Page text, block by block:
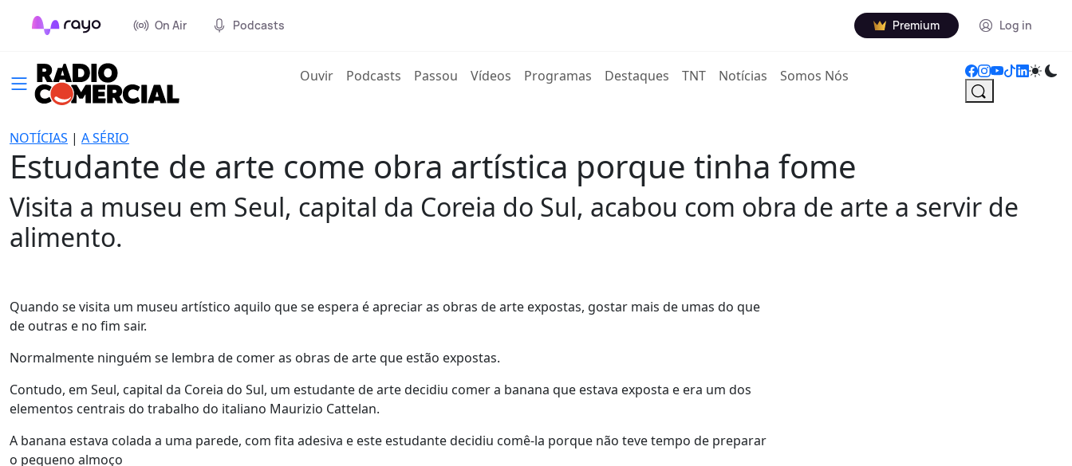
On Air Podcasts Premium Log in
Ouvir(current)
Podcasts Passou Vídeos Programas Destaques TNT Notícias Somos Nós
NOTÍCIAS | A SÉRIO
Estudante de arte come obra artística porque tinha fome
Visita a museu em Seul, capital da Coreia do Sul, acabou com obra de arte a servir de
alimento.
Quando se visita um museu artístico aquilo que se espera é apreciar as obras de arte expostas, gostar mais de umas do que
de outras e no fim sair.
Normalmente ninguém se lembra de comer as obras de arte que estão expostas.
Contudo, em Seul, capital da Coreia do Sul, um estudante de arte decidiu comer a banana que estava exposta e era um dos
elementos centrais do trabalho do italiano Maurizio Cattelan.
A banana estava colada a uma parede, com fita adesiva e este estudante decidiu comê-la porque não teve tempo de preparar
o pequeno almoço